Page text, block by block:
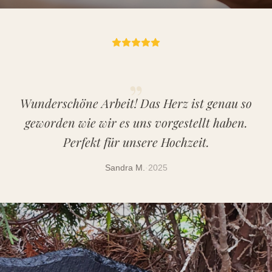
„
Wunderschöne Arbeit! Das Herz ist genau so
geworden wie wir es uns vorgestellt haben.
Perfekt für unsere Hochzeit.
Sandra M. ·2025